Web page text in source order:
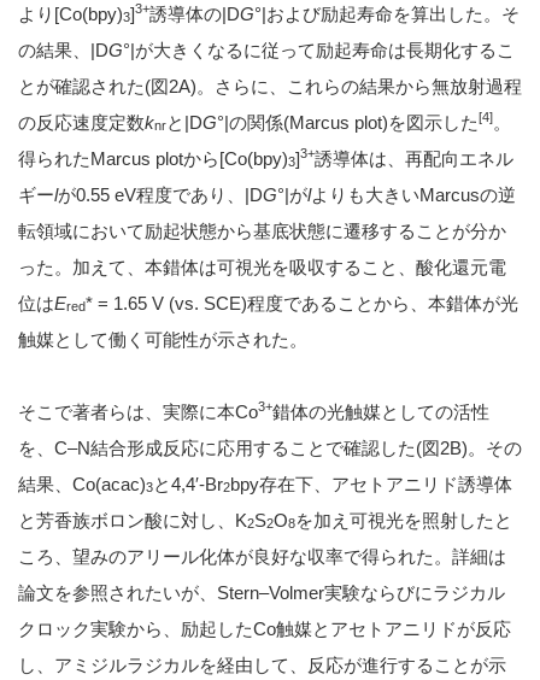
より[Co(bpy)3]3+誘導体の|DG°|および励起寿命を算出した。そ
の結果、|DG°|が大きくなるに従って励起寿命は長期化するこ
とが確認された(図2A)。さらに、これらの結果から無放射過程
の反応速度定数knrと|DG°|の関係(Marcus plot)を図示した[4]。
得られたMarcus plotから[Co(bpy)3]3+誘導体は、再配向エネル
ギーlが0.55 eV程度であり、|DG°|がlよりも大きいMarcusの逆
転領域において励起状態から基底状態に遷移することが分か
った。加えて、本錯体は可視光を吸収すること、酸化還元電
位はEred* = 1.65 V (vs. SCE)程度であることから、本錯体が光
触媒として働く可能性が示された。
そこで著者らは、実際に本Co3+錯体の光触媒としての活性
を、C–N結合形成反応に応用することで確認した(図2B)。その
結果、Co(acac)3と4,4′-Br2bpy存在下、アセトアニリド誘導体
と芳香族ボロン酸に対し、K2S2O8を加え可視光を照射したと
ころ、望みのアリール化体が良好な収率で得られた。詳細は
論文を参照されたいが、Stern–Volmer実験ならびにラジカル
クロック実験から、励起したCo触媒とアセトアニリドが反応
し、アミジルラジカルを経由して、反応が進行することが示